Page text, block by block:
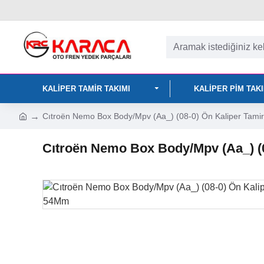
KALIPER TAMIR TAKIMI KALIPER PIM
Cıtroën Nemo Box Body/Mpv (Aa_) (08-0) Ön Kaliper
Cıtroën Nemo Box Body/Mpv (Aa_)